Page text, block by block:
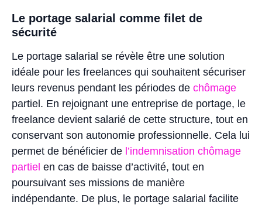
Le portage salarial comme filet de
sécurité
Le portage salarial se révèle être une solution
idéale pour les freelances qui souhaitent sécuriser
leurs revenus pendant les périodes de chômage
partiel. En rejoignant une entreprise de portage, le
freelance devient salarié de cette structure, tout en
conservant son autonomie professionnelle. Cela lui
permet de bénéficier de l’indemnisation chômage
partiel en cas de baisse d’activité, tout en
poursuivant ses missions de manière
indépendante. De plus, le portage salarial facilite